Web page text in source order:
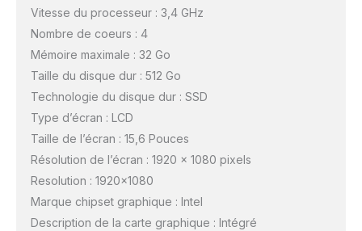
Vitesse du processeur : 3,4 GHz
Nombre de coeurs : 4
Mémoire maximale : 32 Go
Taille du disque dur : 512 Go
Technologie du disque dur : SSD
Type d’écran : LCD
Taille de l’écran : 15,6 Pouces
Résolution de l’écran : 1920 x 1080 pixels
Resolution : 1920×1080
Marque chipset graphique : Intel
Description de la carte graphique : Intégré